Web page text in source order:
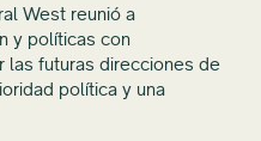
West reunió a
y políticas con
las futuras direcciones de
política y una